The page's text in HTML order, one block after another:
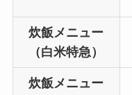
炊飯メニュー
（白米特急）
炊飯メニュー